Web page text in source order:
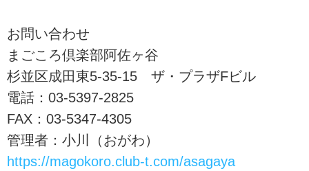
お問い合わせ
まごころ倶楽部阿佐ヶ谷
杉並区成田東5-35-15 ザ・プラザFビル
電話：03-5397-2825
FAX：03-5347-4305
管理者：小川（おがわ）
https://magokoro.club-t.com/asagaya